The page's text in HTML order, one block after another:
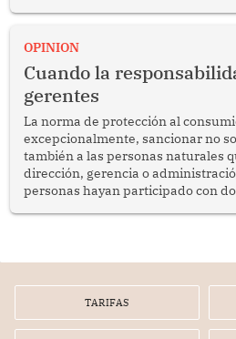
enfrenta desafíos en materia de
OPINION
Cuando la
gerentes
La norma de protección al
excepcionalmente, sancionar no
también a las personas naturales
dirección, gerencia o
personas hayan participado con
por la frustrada realización de un
TARIFAS